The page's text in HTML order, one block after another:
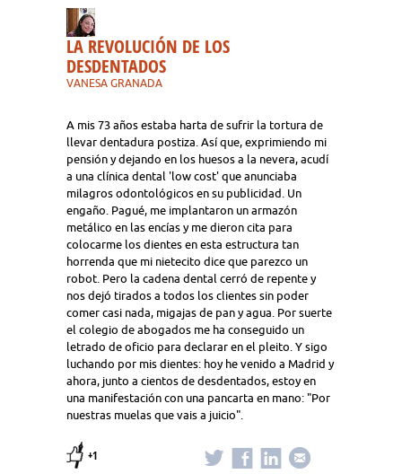
LA REVOLUCIÓN DE LOS
DESDENTADOS
VANESA GRANADA
A mis 73 años estaba harta de sufrir la tortura de
llevar dentadura postiza. Así que, exprimiendo mi
pensión y dejando en los huesos a la nevera, acudí
a una clínica dental 'low cost' que anunciaba
milagros odontológicos en su publicidad. Un
engaño. Pagué, me implantaron un armazón
metálico en las encías y me dieron cita para
colocarme los dientes en esta estructura tan
horrenda que mi nietecito dice que parezco un
robot. Pero la cadena dental cerró de repente y
nos dejó tirados a todos los clientes sin poder
comer casi nada, migajas de pan y agua. Por suerte
el colegio de abogados me ha conseguido un
letrado de oficio para declarar en el pleito. Y sigo
luchando por mis dientes: hoy he venido a Madrid y
ahora, junto a cientos de desdentados, estoy en
una manifestación con una pancarta en mano: "Por
nuestras muelas que vais a juicio".
+1